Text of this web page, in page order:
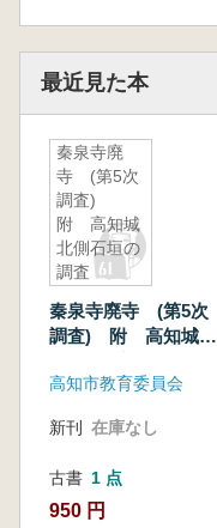
最近見た本
秦泉寺廃
寺 (第5次
調査)
附 高知城
北側石垣の
調査
秦泉寺廃寺 (第5次
調査) 附 高知城北
高知市教育委員会
新刊 在庫なし
古書 1 点
950 円